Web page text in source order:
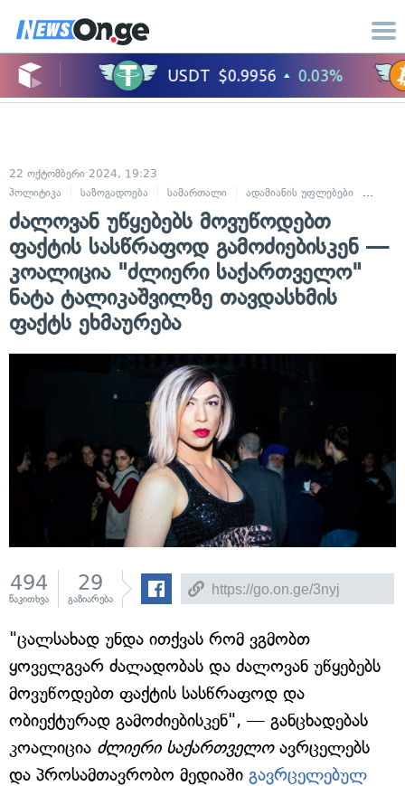
22 ოქტომბერი 2024, 19:23
პოლიტიკა
საზოგადოება სამართალი ადამიანის უფლებები
ძალოვან უწყებებს მოვუწოდებთ
ფაქტის სასწრაფოდ გამოძიებისკენ —
კოალიცია "ძლიერი საქართველო"
ნატა ტალიკაშვილზე თავდასხმის
ფაქტს ეხმაურება
494
წაკითხვა
29
გაზიარება
"ცალსახად უნდა ითქვას რომ ვგმობთ
ყოველგვარ ძალადობას და ძალოვან უწყებებს
მოვუწოდებთ ფაქტის სასწრაფოდ და
ობიექტურად გამოძიებისკენ", — განცხადებას
კოალიცია ძლიერი საქართველოავრცელებს
და პროსამთავრობო მედიაში გავრცელებულ